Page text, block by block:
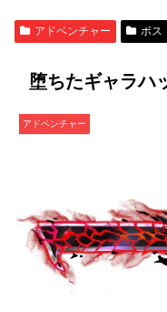
アドベンチャー ボス
堕ちたギャラハ
アドベンチャー